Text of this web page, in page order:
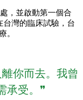
，並啟動第一個合
台灣的臨床試驗，台
。
你而去。我曾
承受。❞